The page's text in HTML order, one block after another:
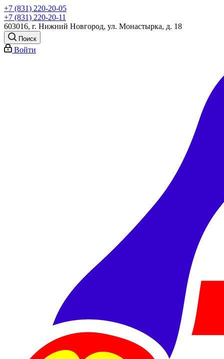
+7 (831) 220-20-05
+7 (831) 220-20-11
603016, г. Нижний Новгород, ул. Монастырка, д. 18
Поиск
Войти